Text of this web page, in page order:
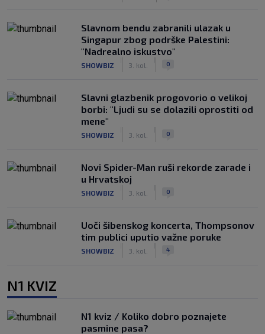
Slavnom bendu zabranili ulazak u
Singapur zbog podrške Palestini:
"Nadrealno iskustvo"
SHOWBIZ 3. kol. 0
Slavni glazbenik progovorio o velikoj
borbi: "Ljudi su se dolazili oprostiti od
mene"
SHOWBIZ 3. kol. 0
Novi Spider-Man ruši rekorde zarade i
u Hrvatskoj
SHOWBIZ 3. kol. 0
Uoči šibenskog koncerta, Thompsonov
tim publici uputio važne poruke
SHOWBIZ 3. kol. 4
N1 KVIZ
N1 kviz / Koliko dobro poznajete
pasmine pasa?